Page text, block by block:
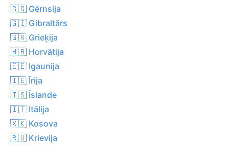
🇬🇬 Gērnsija
🇬🇮 Gibraltārs
🇬🇷 Grieķija
🇭🇷 Horvātija
🇪🇪 Igaunija
🇮🇪 Īrija
🇮🇸 Īslande
🇮🇹 Itālija
🇽🇰 Kosova
🇷🇺 Krievija